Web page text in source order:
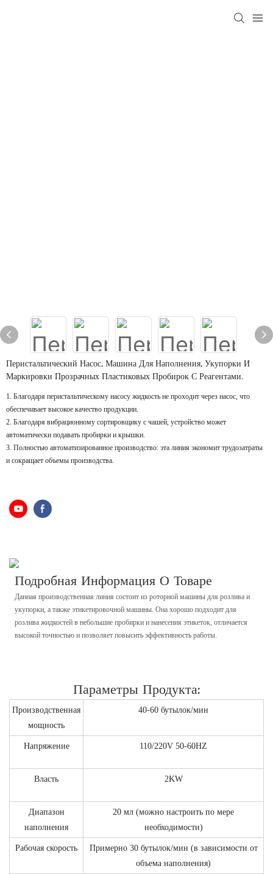
Перистальтический Насос, Машина Для Наполнения, Укупорки И
Маркировки Прозрачных Пластиковых Пробирок С Реагентами.
1. Благодаря перистальтическому насосу жидкость не проходит через насос, что
обеспечивает высокое качество продукции.
2. Благодаря вибрационному сортировщику с чашей, устройство может
автоматически подавать пробирки и крышки.
3. Полностью автоматизированное производство: эта линия экономит трудозатраты
и сокращает объемы производства.
Подробная Информация О Товаре
Данная производственная линия состоит из роторной машины для розлива и
укупорки, а также этикетировочной машины. Она хорошо подходит для
розлива жидкостей в небольшие пробирки и нанесения этикеток, отличается
высокой точностью и позволяет повысить эффективность работы.
Параметры Продукта:
Производственная
мощность
40-60 бутылок/мин
Напряжение 110/220V 50-60HZ
Власть 2KW
Диапазон
наполнения
20 мл (можно настроить по мере
необходимости)
Рабочая скорость
Примерно 30 бутылок/мин (в зависимости от
объема наполнения)